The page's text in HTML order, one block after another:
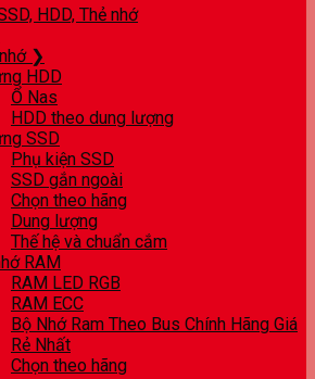
HDD, Thẻ nhớ
❯
HDD
Ổ Nas
HDD theo dung lượng
SSD
Phụ kiện SSD
SSD gắn ngoài
Chọn theo hãng
Dung lượng
Thế hệ và chuẩn cắm
RAM
RAM LED RGB
RAM ECC
Bộ Nhớ Ram Theo Bus Chính Hãng Giá
Rẻ Nhất
Chọn theo hãng